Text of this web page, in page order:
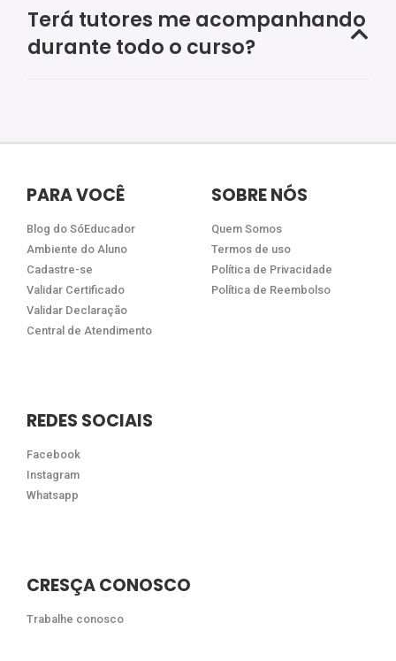
Terá tutores me acompanhando
durante todo o curso?
PARA VOCÊ
Blog do SóEducador
Ambiente do Aluno
Cadastre-se
Validar Certificado
Validar Declaração
Central de Atendimento
SOBRE NÓS
Quem Somos
Termos de uso
Política de Privacidade
Política de Reembolso
REDES SOCIAIS
Facebook
Instagram
Whatsapp
CRESÇA CONOSCO
Trabalhe conosco